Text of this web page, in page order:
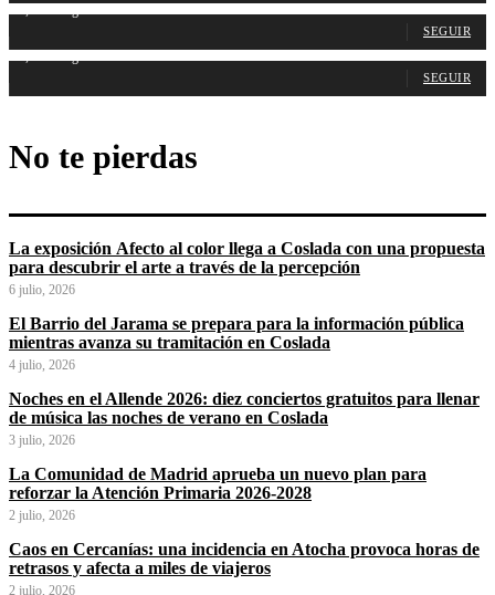
SEGUIR
SEGUIR
No te pierdas
La exposición Afecto al color llega a Coslada con una propuesta
para descubrir el arte a través de la percepción
6 julio, 2026
El Barrio del Jarama se prepara para la información pública
mientras avanza su tramitación en Coslada
4 julio, 2026
Noches en el Allende 2026: diez conciertos gratuitos para llenar
de música las noches de verano en Coslada
3 julio, 2026
La Comunidad de Madrid aprueba un nuevo plan para
reforzar la Atención Primaria 2026-2028
2 julio, 2026
Caos en Cercanías: una incidencia en Atocha provoca horas de
retrasos y afecta a miles de viajeros
2 julio, 2026